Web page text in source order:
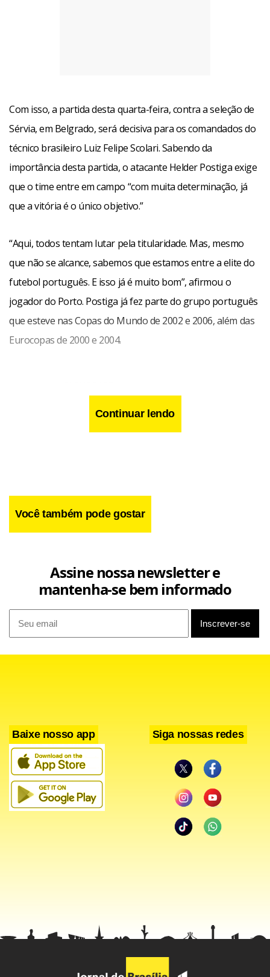
Com isso, a partida desta quarta-feira, contra a seleção de
Sérvia, em Belgrado, será decisiva para os comandados do
técnico brasileiro Luiz Felipe Scolari. Sabendo da
importância desta partida, o atacante Helder Postiga exige
que o time entre em campo “com muita determinação, já
que a vitória é o único objetivo.”
“Aqui, todos tentam lutar pela titularidade. Mas, mesmo
que não se alcance, sabemos que estamos entre a elite do
futebol português. E isso já é muito bom”, afirmou o
jogador do Porto. Postiga já fez parte do grupo português
que esteve nas Copas do Mundo de 2002 e 2006, além das
Eurocopas de 2000 e 2004.
Facebook
WhatsApp
LinkedIn
Twitter
X Telegram
Share
Continuar lendo
Você também pode gostar
Assine nossa newsletter e
mantenha-se bem informado
Baixe nosso app Siga nossas redes